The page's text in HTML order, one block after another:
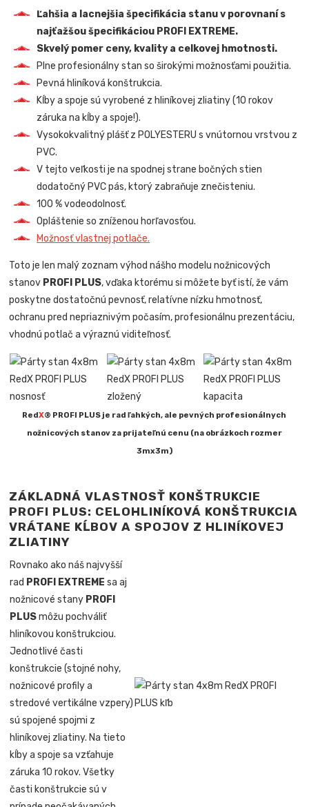
Ľahšia a lacnejšia špecifikácia stanu v porovnaní s
najťažšou špecifikáciou PROFI EXTREME.
Skvelý pomer ceny, kvality a celkovej hmotnosti.
Plne profesionálny stan so širokými možnosťami použitia.
Pevná hliníková konštrukcia.
Kĺby a spoje sú vyrobené z hliníkovej zliatiny (10 rokov
záruka na kĺby a spoje!).
Vysokokvalitný plášť z POLYESTERU s vnútornou vrstvou z
PVC.
V tejto veľkosti je na spodnej strane bočných stien
dodatočný PVC pás, ktorý zabraňuje znečisteniu.
100 % vodeodolnosť.
Opláštenie so zníženou horľavosťou.
Možnosť vlastnej potlače.
Toto je len malý zoznam výhod nášho modelu nožnicových
stanov PROFI PLUS, vďaka ktorému si môžete byť istí, že vám
poskytne dostatočnú pevnosť, relatívne nízku hmotnosť,
ochranu pred nepriaznivým počasím, profesionálnu prezentáciu,
vhodnú potlač a výraznú viditeľnosť.
RedX® PROFI PLUS je rad ľahkých, ale pevných profesionálnych
nožnicových stanov za prijateľnú cenu (na obrázkoch rozmer
3mx3m)
ZÁKLADNÁ VLASTNOSŤ KONŠTRUKCIE
PROFI PLUS: CELOHLINÍKOVÁ KONŠTRUKCIA
VRÁTANE KĹBOV A SPOJOV Z HLINÍKOVEJ
ZLIATINY
Rovnako ako náš najvyšší
rad PROFI EXTREME sa aj
nožnicové stany PROFI
PLUSmôžu pochváliť
hliníkovou konštrukciou.
Jednotlivé časti
konštrukcie (stojné nohy,
nožnicové profily a
stredové vertikálne vzpery)
sú spojené spojmi z
hliníkovej zliatiny. Na tieto
kĺby a spoje sa vzťahuje
záruka 10 rokov. Všetky
časti konštrukcie sú v